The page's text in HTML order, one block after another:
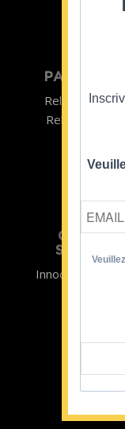
Relooking
Relooking
SOUTIENT
Innocence en